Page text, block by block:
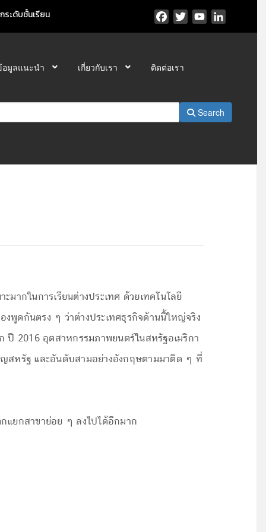
ระดับชั้นเรียน
Facebook
TwitterYouTubeLinkedIn
มูลแนะนำ เกี่ยวกับเรา
ติดต่อเรา
Search
ากในการเรียนต่างประเทศ ด้วยเทคโนโลยี
งพูดกันตรง ๆ ว่าต่างประเทศธุรกิจด้านนี้ใหญ่จริง
ปี 2016 อุตสาหกรรมภาพยนตร์ในสหรัฐอเมริกา
ญสหรัฐ และอันดับสามอย่างอังกฤษตามมาติด ๆ ที่
แยกสาขาย่อย ๆ ลงไปได้อีกมาก